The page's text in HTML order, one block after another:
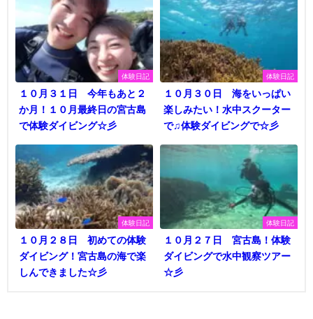
体験日記
１０月３１日 今年もあと２
か月！１０月最終日の宮古島
で体験ダイビング☆彡
体験日記
１０月３０日 海をいっぱい
楽しみたい！水中スクーター
で♫体験ダイビングで☆彡
体験日記
１０月２８日 初めての体験
ダイビング！宮古島の海で楽
しんできました☆彡
体験日記
１０月２７日 宮古島！体験
ダイビングで水中観察ツアー
☆彡